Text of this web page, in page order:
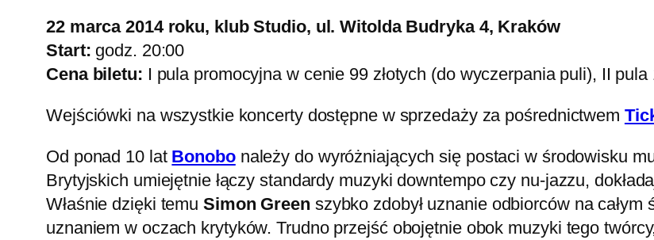
22 marca 2014 roku, klub Studio, ul. Witolda Budryka 4, Kraków
Start: godz. 20:00
Cena biletu: I pula promocyjna w cenie 99 złotych (do wyczerpania puli), II pula
Wejściówki na wszystkie koncerty dostępne w sprzedaży za pośrednictwem
Od ponad 10 lat Bonobonależy do wyróżniających się postaci w środowisku
Brytyjskich umiejętnie łączy standardy muzyki downtempo czy nu-jazzu,
Właśnie dzięki temu Simon Green szybko zdobył uznanie odbiorców na
uznaniem w oczach krytyków. Trudno przejść obojętnie obok muzyki tego